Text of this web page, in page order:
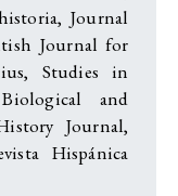
Journal
Journal for
Studies in
and
Journal,
Hispánica